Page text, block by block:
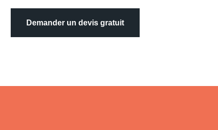
Demander un devis gratuit